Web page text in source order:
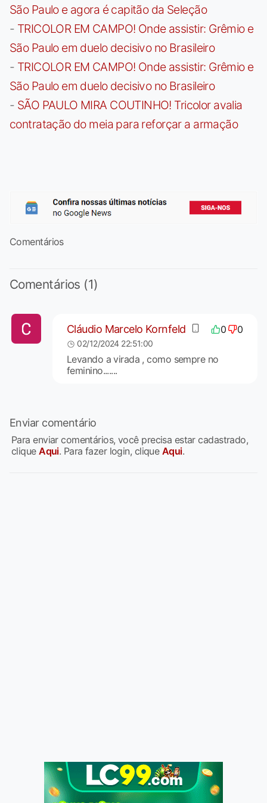
São Paulo e agora é capitão da Seleção
- TRICOLOR EM CAMPO! Onde assistir: Grêmio e
São Paulo em duelo decisivo no Brasileiro
- TRICOLOR EM CAMPO! Onde assistir: Grêmio e
São Paulo em duelo decisivo no Brasileiro
- SÃO PAULO MIRA COUTINHO! Tricolor avalia
contratação do meia para reforçar a armação
Comentários
Comentários (1)
Cláudio Marcelo Kornfeld 0 0
02/12/2024 22:51:00
Levando a virada , como sempre no
feminino.......
Enviar comentário
Para enviar comentários, você precisa estar cadastrado,
cliqueAqui. Para fazer login, clique Aqui.